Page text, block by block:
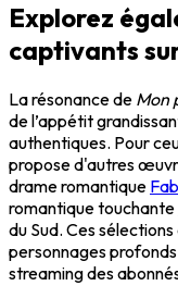
Explorez
captivants
La résonance de Mon
de l’appétit
authentiques. Pour
propose d'autres
drame romantique
romantique touchante
du Sud. Ces
personnages
streaming des